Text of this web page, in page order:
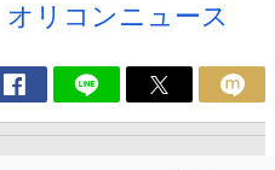
オリコンニュース